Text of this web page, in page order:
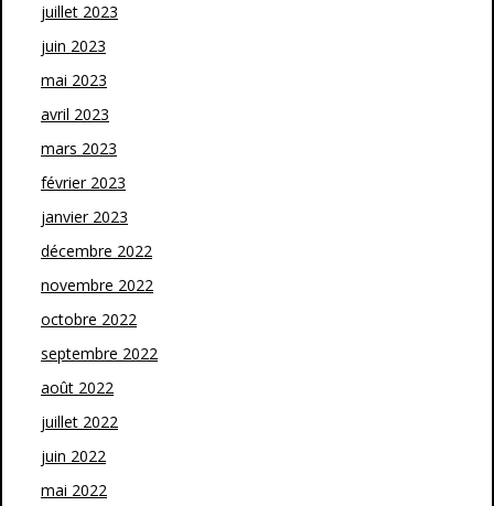
juillet 2023
juin 2023
mai 2023
avril 2023
mars 2023
février 2023
janvier 2023
décembre 2022
novembre 2022
octobre 2022
septembre 2022
août 2022
juillet 2022
juin 2022
mai 2022